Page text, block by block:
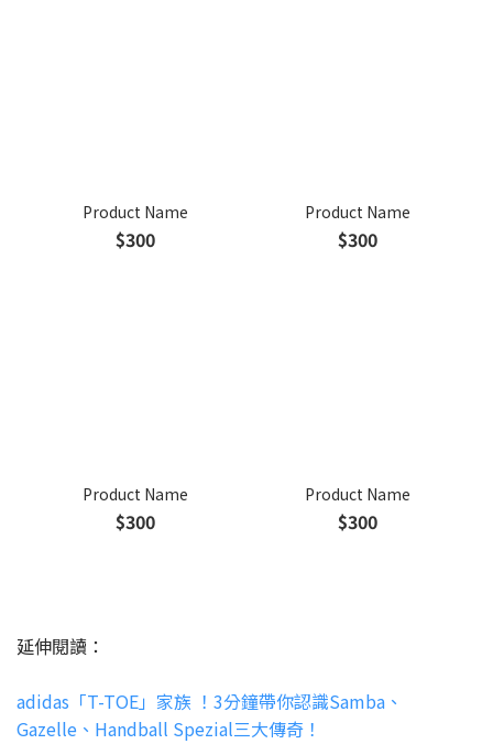
Product Name
$300
Product Name
$300
Product Name
$300
Product Name
$300
延伸閱讀：
adidas「T-TOE」家族 ！3分鐘帶你認識Samba、
Gazelle、Handball Spezial三大傳奇！